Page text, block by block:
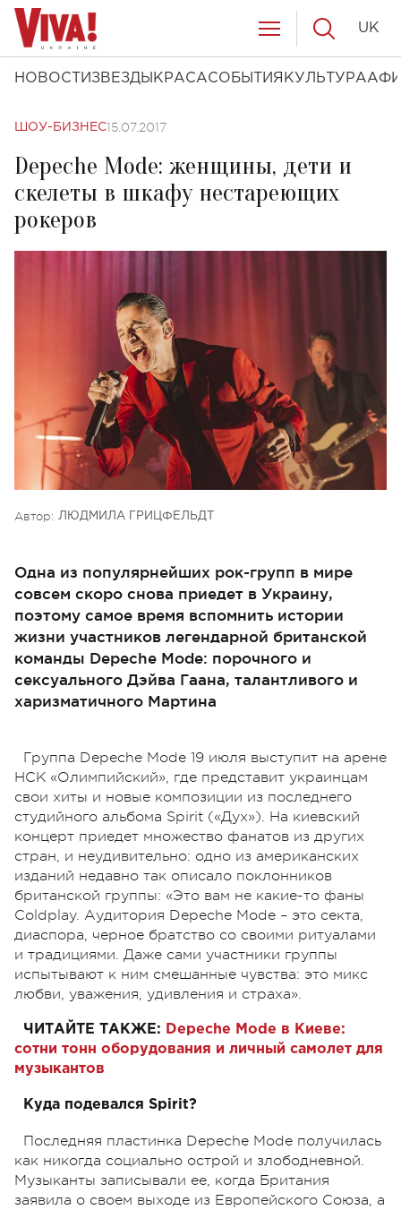
НОВОСТИ ЗВЕЗДЫ КРАСАСОБЫТИЯ КУЛЬТУРА
UK
ШОУ-БИЗНЕС15.07.2017
Depeche Mode: женщины, дети и
скелеты в шкафу нестареющих
рокеров
Автор: ЛЮДМИЛА ГРИЦФЕЛЬДТ
Одна из популярнейших рок-групп в мире
совсем скоро снова приедет в Украину,
поэтому самое время вспомнить истории
жизни участников легендарной британской
команды Depeche Mode: порочного и
сексуального Дэйва Гаана, талантливого и
харизматичного Мартина
Группа Depeche Mode 19 июля выступит на арене
НСК «Олимпийский», где представит украинцам
свои хиты и новые композиции из последнего
студийного альбома Spirit («Дух»). На киевский
концерт приедет множество фанатов из других
стран, и неудивительно: одно из американских
изданий недавно так описало поклонников
британской группы: «Это вам не какие-то фаны
Coldplay. Аудитория Depeche Mode – это секта,
диаспора, черное братство со своими ритуалами
и традициями. Даже сами участники группы
испытывают к ним смешанные чувства: это микс
любви, уважения, удивления и страха».
ЧИТАЙТЕ ТАКЖЕ: Depeche Mode в Киеве:
сотни тонн оборудования и личный самолет для
музыкантов
Куда подевался Spirit?
Последняя пластинка Depeche Mode получилась
как никогда социально острой и злободневной.
Музыканты записывали ее, когда Британия
заявила о своем выходе из Европейского Союза, а